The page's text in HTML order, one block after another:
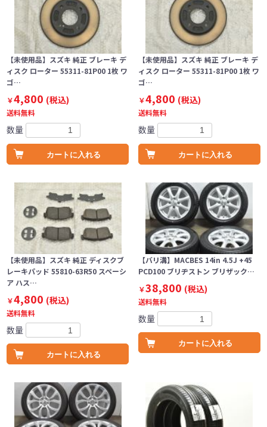
【未使用品】スズキ 純正 ブレーキ デ
ィスク ローター 55311-81P00 1枚 ワ
ゴ…
￥4,800 (税込)
送料無料
数量
カートに入れる
【未使用品】スズキ 純正 ブレーキ デ
ィスク ローター 55311-81P00 1枚 ワ
ゴ…
￥4,800 (税込)
送料無料
数量
カートに入れる
【未使用品】スズキ 純正 ディスクブ
レーキパッド 55810-63R50 スペーシ
ア ハス…
￥4,800 (税込)
送料無料
数量
カートに入れる
【バリ溝】MACBES 14in 4.5J +45
PCD100 ブリヂストン ブリザック…
￥38,800 (税込)
送料無料
数量
カートに入れる